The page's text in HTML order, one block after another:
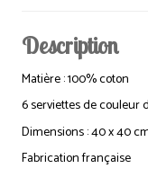
Description
Matière : 100% coton
6 serviettes de couleur
Dimensions : 40 x 40
Fabrication française